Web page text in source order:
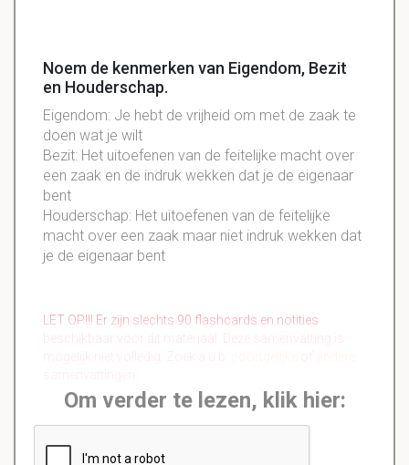
Noem de kenmerken van Eigendom, Bezit
en Houderschap.
Eigendom: Je hebt de vrijheid om met de zaak te
doen wat je wilt
Bezit: Het uitoefenen van de feitelijke macht over
een zaak en de indruk wekken dat je de eigenaar
bent
Houderschap: Het uitoefenen van de feitelijke
macht over een zaak maar niet indruk wekken dat
je de eigenaar bent
LET OP!!! Er zijn slechts 90 flashcards en notities
beschikbaar voor dit materiaal. Deze samenvatting is
Om verder te lezen, klik hier: